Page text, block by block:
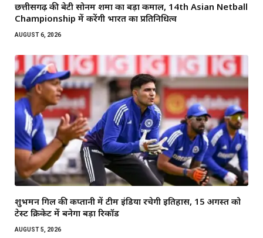
छत्तीसगढ़ की बेटी सोनम शर्मा का बड़ा कमाल, 14th Asian Netball
Championship में करेंगी भारत का प्रतिनिधित्व
AUGUST 6, 2026
शुभमन गिल की कप्तानी में टीम इंडिया रचेगी इतिहास, 15 अगस्त को
टेस्ट क्रिकेट में बनेगा बड़ा रिकॉर्ड
AUGUST 5, 2026